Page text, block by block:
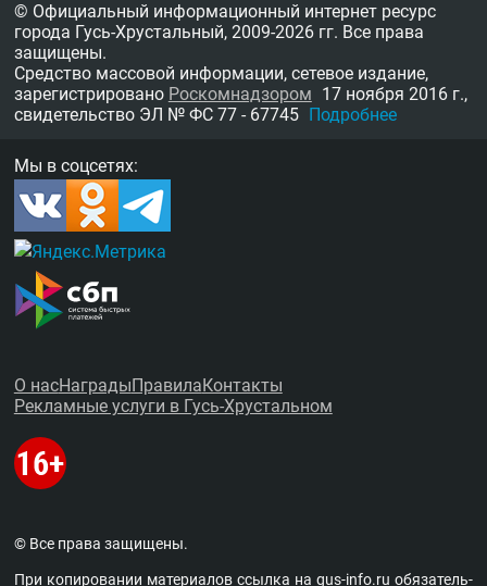
© Официальный информационный интернет ресурс
города Гусь-Хрустальный, 2009-2026 гг. Все права
защищены.
Средство массовой информации, сетевое издание,
зарегистрировано Роскомнадзором 17 ноября 2016 г.,
свидетельство ЭЛ № ФС 77 - 67745 Подробнее
Мы в соцсетях:
О насНаградыПравилаКонтакты
Рекламные услуги в Гусь-Хрустальном
© Все права защищены.
При копировании материалов ссыл­ка наgus-info.ru обя­за­тель­